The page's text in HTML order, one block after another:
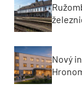
Nový